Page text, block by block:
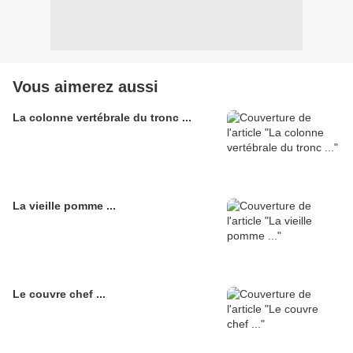
Vous aimerez aussi
La colonne vertébrale du tronc ...
La vieille pomme ...
Le couvre chef ...